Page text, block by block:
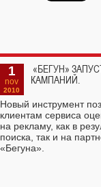
1
nov
2010
«БЕГУН»
КАМПАНИЙ.
Новый инструмент
клиентам сервиса
на рекламу, как в
поиска, так и на
«Бегуна».